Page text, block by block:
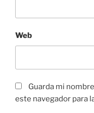
Web
Guarda mi
este navegador para